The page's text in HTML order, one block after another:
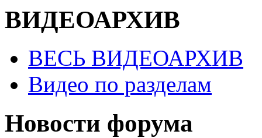
ВИДЕОАРХИВ
ВЕСЬ ВИДЕОАРХИВ
Видео по разделам
Новости форума